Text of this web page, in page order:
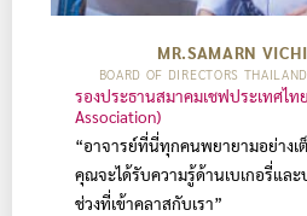
MR.SAMARN
BOARD OF DIRECTORS
รองประธานสมาคมเชฟประเทศไท
Association)
“อาจารย์ที่นี่ทุกคนพยายามอย่างเ
คุณจะได้รับความรู้ด้านเบเกอรี่แล
ช่วงที่เข้าคลาสกับเรา”